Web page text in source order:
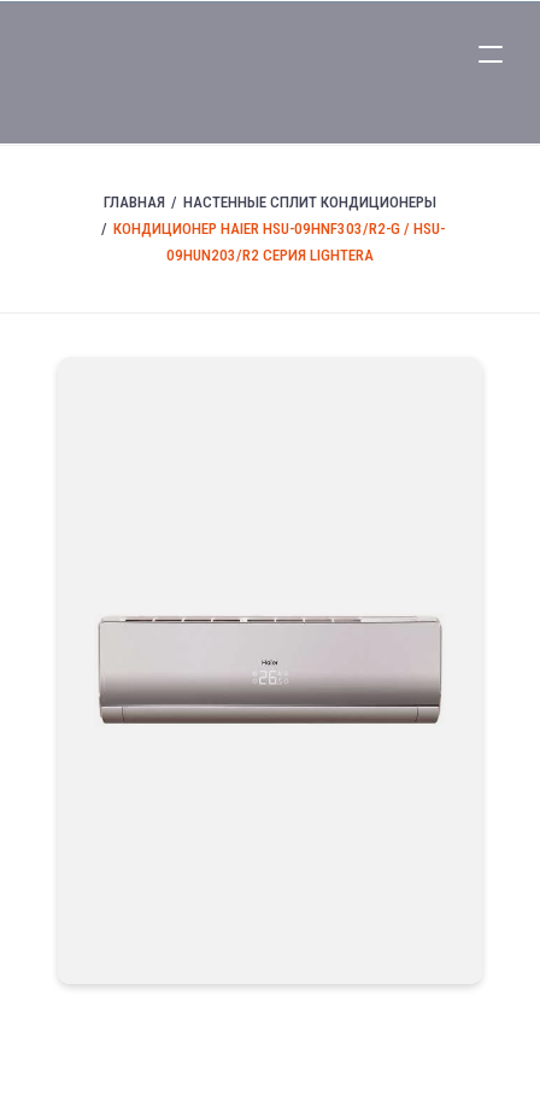
ГЛАВНАЯ
НАСТЕННЫЕ СПЛИТ КОНДИЦИОНЕРЫ
КОНДИЦИОНЕР HAIER HSU-09HNF303/R2-G / HSU-
09HUN203/R2 СЕРИЯ LIGHTERA